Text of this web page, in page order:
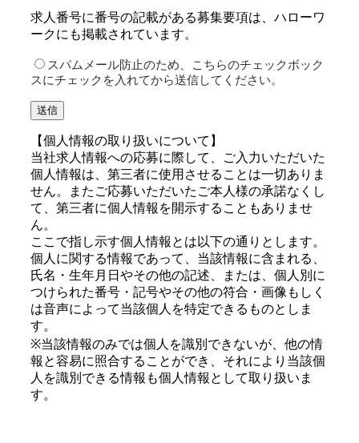
求人番号に番号の記載がある募集要項は、ハローワ
ークにも掲載されています。
スパムメール防止のため、こちらのチェックボック
スにチェックを入れてから送信してください。
【個人情報の取り扱いについて】
当社求人情報への応募に際して、ご入力いただいた
個人情報は、第三者に使用させることは一切ありま
せん。またご応募いただいたご本人様の承諾なくし
て、第三者に個人情報を開示することもありませ
ん。
ここで指し示す個人情報とは以下の通りとします。
個人に関する情報であって、当該情報に含まれる、
氏名・生年月日やその他の記述、または、個人別に
つけられた番号・記号やその他の符合・画像もしく
は音声によって当該個人を特定できるものとしま
す。
※当該情報のみでは個人を識別できないが、他の情
報と容易に照合することができ、それにより当該個
人を識別できる情報も個人情報として取り扱いま
す。